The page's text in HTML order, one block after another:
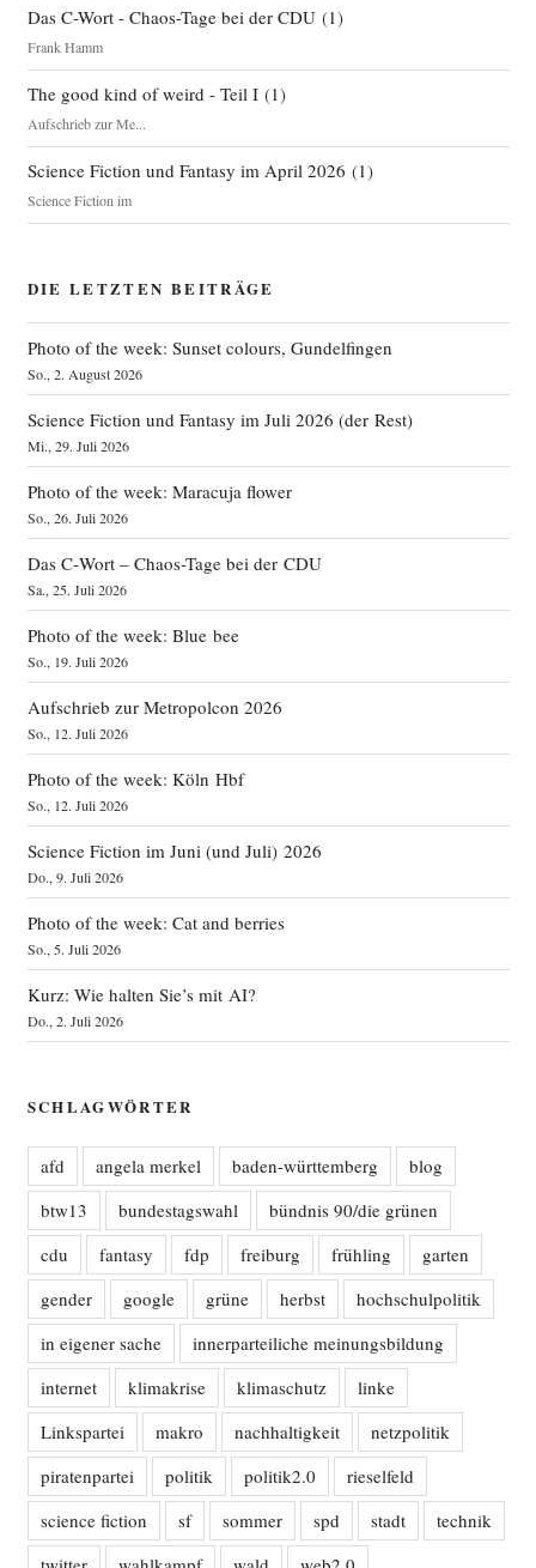
Das C-Wort - Chaos-Tage bei der CDU(1)
Frank Hamm
The good kind of weird - Teil I(1)
Aufschrieb zur Me...
Science Fiction und Fantasy im April 2026 (1)
Science Fiction im
DIE LETZTEN BEITRÄGE
Photo of the week: Sunset colours, Gundelfingen
So., 2. August 2026
Science Fiction und Fantasy im Juli 2026 (der Rest)
Mi., 29. Juli 2026
Photo of the week: Maracuja flower
So., 26. Juli 2026
Das C‑Wort – Chaos-Tage bei der CDU
Sa., 25. Juli 2026
Photo of the week: Blue bee
So., 19. Juli 2026
Aufschrieb zur Metropolcon 2026
So., 12. Juli 2026
Photo of the week: Köln Hbf
So., 12. Juli 2026
Science Fiction im Juni (und Juli) 2026
Do., 9. Juli 2026
Photo of the week: Cat and berries
So., 5. Juli 2026
Kurz: Wie halten Sie’s mit AI?
Do., 2. Juli 2026
SCHLAGWÖRTER
afd angela merkel baden-württemberg
blog
btw13
bundestagswahl
bündnis 90/die grünen
cdu
fantasy fdp freiburg frühling
garten
gender
google grüne herbst
hochschulpolitik
in eigener sache
innerparteiliche meinungsbildung
internet
klimakrise klimaschutz
linke
Linkspartei
makro nachhaltigkeit
netzpolitik
piratenpartei
politik politik2.0
rieselfeld
science fiction
sf sommer spd stadt
technik